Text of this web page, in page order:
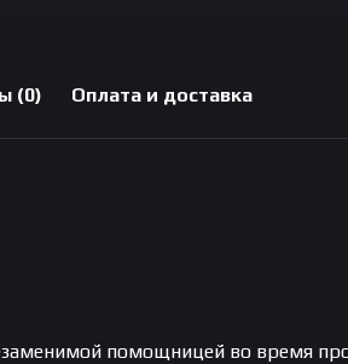
(0) Оплата и доставка
помощницей во время